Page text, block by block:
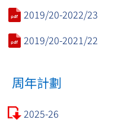
2019/20-2022/23
2019/20-2021/22
周年計劃
2025-26